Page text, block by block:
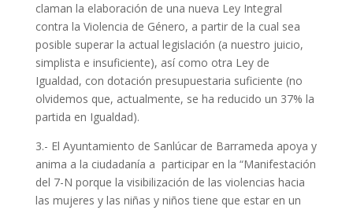
claman la elaboración de una nueva Ley Integral
contra la Violencia de Género, a partir de la cual sea
posible superar la actual legislación (a nuestro juicio,
simplista e insuficiente), así como otra Ley de
Igualdad, con dotación presupuestaria suficiente (no
olvidemos que, actualmente, se ha reducido un 37% la
partida en Igualdad).
3.- El Ayuntamiento de Sanlúcar de Barrameda apoya y
anima a la ciudadanía a participar en la “Manifestación
del 7-N porque la visibilización de las violencias hacia
las mujeres y las niñas y niños tiene que estar en un